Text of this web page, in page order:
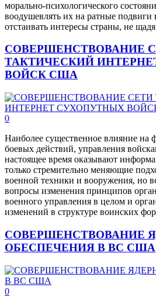
морально-психологического
воодушевлять их на ратные подвиги
отстаивать интересы страны, не
СОВЕРШЕНСТВОВАНИЕ
ТАКТИЧЕСКИЙ
ВОЙСК США
0
Наиболее существенное влияние на
боевых действий, управления
настоящее время оказывают
только стремительно меняющие
военной техники и вооружения, но
вопросы изменения принципов
военного управления в целом и
изменений в структуре воинских
СОВЕРШЕНСТВОВАНИЕ
ОБЕСПЕЧЕНИЯ В ВС США
0